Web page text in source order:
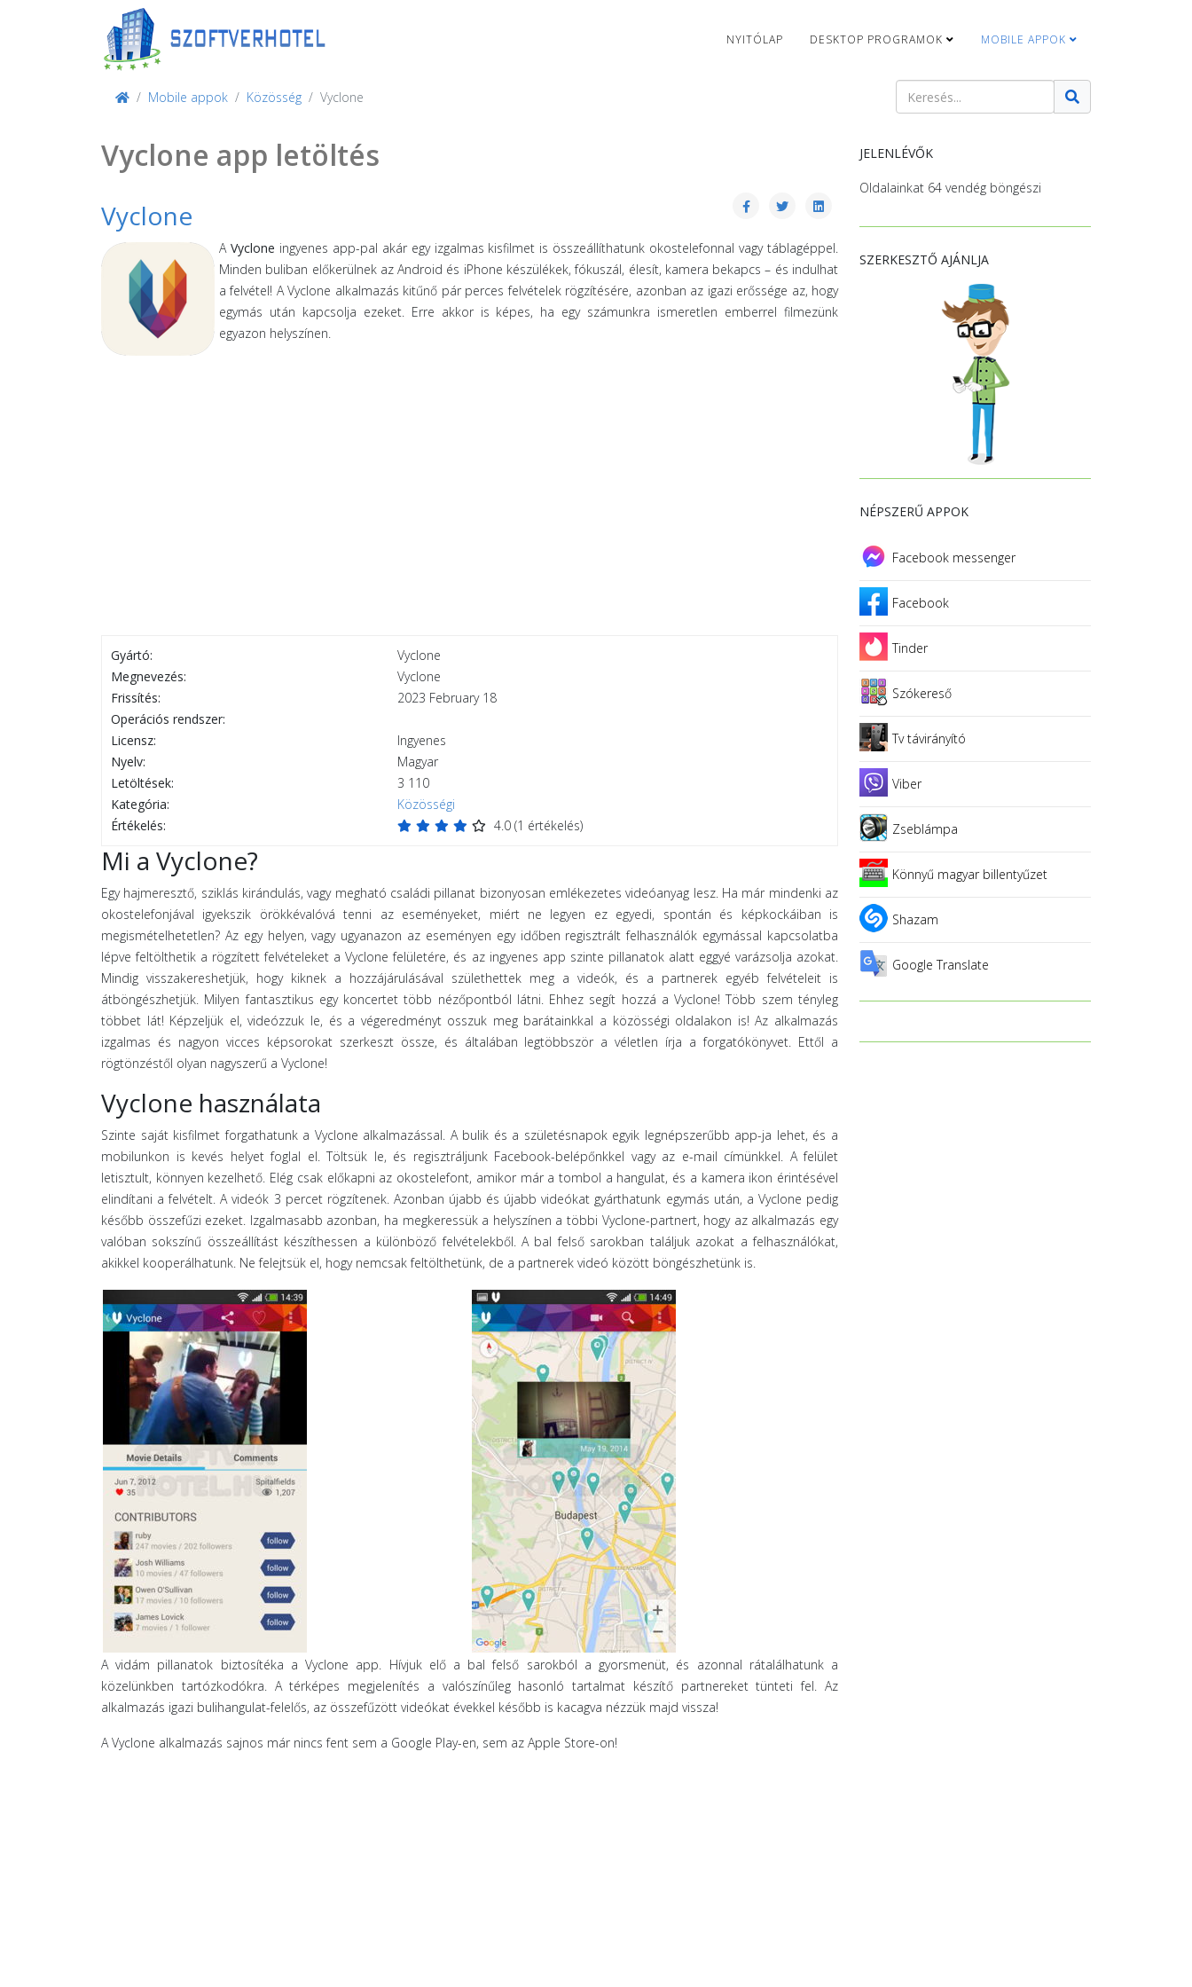
NYITÓLAP DESKTOP PROGRAMOK MOBILE APPOK
Mobile appok Közösség Vyclone
Keresés
Vyclone app letöltés
Vyclone
A Vyclone ingyenes app-pal akár egy izgalmas kisfilmet is összeállíthatunk okostelefonnal vagy táblagéppel.
Minden buliban előkerülnek az Android és iPhone készülékek, fókuszál, élesít, kamera bekapcs – és indulhat
a felvétel! A Vyclone alkalmazás kitűnő pár perces felvételek rögzítésére, azonban az igazi erőssége az, hogy
egymás után kapcsolja ezeket. Erre akkor is képes, ha egy számunkra ismeretlen emberrel filmezünk
egyazon helyszínen.
Gyártó:
Vyclone
Megnevezés:
Vyclone
Frissítés:
2023 February 18
Operációs rendszer:
Licensz:
Ingyenes
Nyelv:
Magyar
Letöltések:
3 110
Kategória:
Közösségi
Értékelés:
4.0 (1 értékelés)
Mi a Vyclone?
Egy hajmeresztő, sziklás kirándulás, vagy megható családi pillanat bizonyosan emlékezetes videóanyag lesz. Ha már mindenki az
okostelefonjával igyekszik örökkévalóvá tenni az eseményeket, miért ne legyen ez egyedi, spontán és képkockáiban is
megismételhetetlen? Az egy helyen, vagy ugyanazon az eseményen egy időben regisztrált felhasználók egymással kapcsolatba
lépve feltölthetik a rögzített felvételeket a Vyclone felületére, és az ingyenes app szinte pillanatok alatt eggyé varázsolja azokat.
Mindig visszakereshetjük, hogy kiknek a hozzájárulásával születhettek meg a videók, és a partnerek egyéb felvételeit is
átböngészhetjük. Milyen fantasztikus egy koncertet több nézőpontból látni. Ehhez segít hozzá a Vyclone! Több szem tényleg
többet lát! Képzeljük el, videózzuk le, és a végeredményt osszuk meg barátainkkal a közösségi oldalakon is! Az alkalmazás
izgalmas és nagyon vicces képsorokat szerkeszt össze, és általában legtöbbször a véletlen írja a forgatókönyvet. Ettől a
rögtönzéstől olyan nagyszerű a Vyclone!
Vyclone használata
Szinte saját kisfilmet forgathatunk a Vyclone alkalmazással. A bulik és a születésnapok egyik legnépszerűbb app-ja lehet, és a
mobilunkon is kevés helyet foglal el. Töltsük le, és regisztráljunk Facebook-belépőnkkel vagy az e-mail címünkkel. A felület
letisztult, könnyen kezelhető. Elég csak előkapni az okostelefont, amikor már a tombol a hangulat, és a kamera ikon érintésével
elindítani a felvételt. A videók 3 percet rögzítenek. Azonban újabb és újabb videókat gyárthatunk egymás után, a Vyclone pedig
később összefűzi ezeket. Izgalmasabb azonban, ha megkeressük a helyszínen a többi Vyclone-partnert, hogy az alkalmazás egy
valóban sokszínű összeállítást készíthessen a különböző felvételekből. A bal felső sarokban találjuk azokat a felhasználókat,
akikkel kooperálhatunk. Ne felejtsük el, hogy nemcsak feltölthetünk, de a partnerek videó között böngészhetünk is.
A vidám pillanatok biztosítéka a Vyclone app. Hívjuk elő a bal felső sarokból a gyorsmenüt, és azonnal rátalálhatunk a
közelünkben tartózkodókra. A térképes megjelenítés a valószínűleg hasonló tartalmat készítő partnereket tünteti fel. Az
alkalmazás igazi bulihangulat-felelős, az összefűzött videókat évekkel később is kacagva nézzük majd vissza!
A Vyclone alkalmazás sajnos már nincs fent sem a Google Play-en, sem az Apple Store-on!
JELENLÉVŐK
Oldalainkat 64 vendég böngészi
SZERKESZTŐ AJÁNLJA
NÉPSZERŰ APPOK
Facebook messenger
Facebook
Tinder
Szókereső
Tv távirányító
Viber
Zseblámpa
Könnyű magyar billentyűzet
Shazam
Google Translate